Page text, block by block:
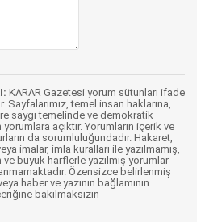
KARAR Gazetesi yorum sütunları ifade
Sayfalarımız, temel insan haklarına,
saygı temelinde ve demokratik
açıktır. Yorumların içerik ve
da sorumluluğundadır. Hakaret,
imalar, imla kuralları ile yazılmamış,
büyük harflerle yazılmış yorumlar
Özensizce belirlenmiş
haber ve yazının bağlamının
bakılmaksızın